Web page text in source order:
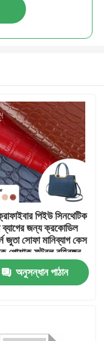
পিইউ সিনথেটিক
ব্যাগের জন্য ক্রকোডিল
জুতা সোফা মানিব্যাগ কেস
পোশাক ফুটবল বহিরঙ্গন
অনুসন্ধান পাঠান